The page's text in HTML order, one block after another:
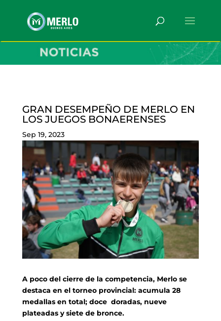
GRAN DESEMPEÑO DE MERLO EN
LOS JUEGOS BONAERENSES
Sep 19, 2023
A poco del cierre de la competencia, Merlo se
destaca en el torneo provincial: acumula 28
medallas en total; doce doradas, nueve
plateadas y siete de bronce.